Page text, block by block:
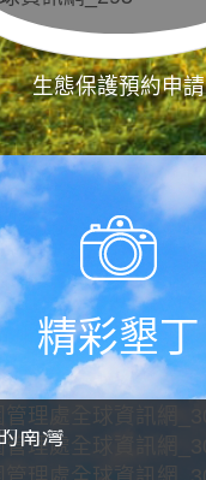
生態保護預約申請
精彩墾丁
南灣